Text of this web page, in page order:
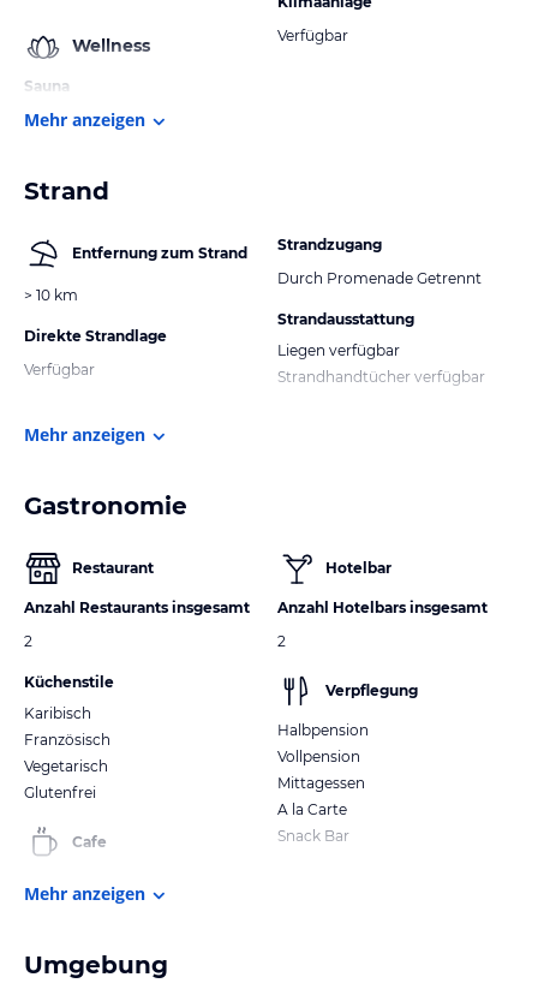
Wellness
Sauna
Verfügbar
Mehr anzeigen
Strand
Entfernung zum Strand
> 10 km
Direkte Strandlage
Verfügbar
Strandzugang
Durch Promenade Getrennt
Strandausstattung
Liegen verfügbar
Strandhandtücher verfügbar
Mehr anzeigen
Gastronomie
Restaurant
Anzahl Restaurants insgesamt
2
Küchenstile
Karibisch
Französisch
Vegetarisch
Glutenfrei
Cafe
Hotelbar
Anzahl Hotelbars insgesamt
2
Verpflegung
Halbpension
Vollpension
Mittagessen
A la Carte
Snack Bar
Mehr anzeigen
Umgebung